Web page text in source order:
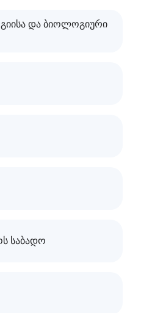
და ბიოლოგიური
საბადო